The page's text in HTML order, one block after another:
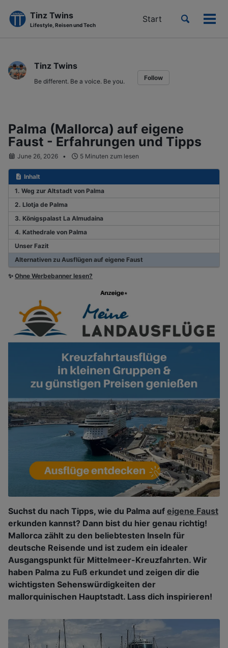
primary
navigation
content
footer
Tinz Twins
Lifestyle, Reisen und Tech
Start
Toggle
Tinz Twins
Be different. Be a voice. Be you. Follow
Palma (Mallorca) auf eigene
Faust - Erfahrungen und Tipps
June 26, 2026 5 Minuten zum lesen
Inhalt
1. Weg zur Altstadt von Palma
2. Llotja de Palma
3. Königspalast La Almudaina
4. Kathedrale von Palma
Unser Fazit
Alternativen zu Ausflügen auf eigene Faust
✨ Ohne Werbebanner lesen?
Suchst du nach Tipps, wie du Palma auf eigene Faust
erkunden kannst? Dann bist du hier genau richtig!
Mallorca zählt zu den beliebtesten Inseln für
deutsche Reisende und ist zudem ein idealer
Ausgangspunkt für Mittelmeer-Kreuzfahrten. Wir
haben Palma zu Fuß erkundet und zeigen dir die
wichtigsten Sehenswürdigkeiten der
mallorquinischen Hauptstadt. Lass dich inspirieren!